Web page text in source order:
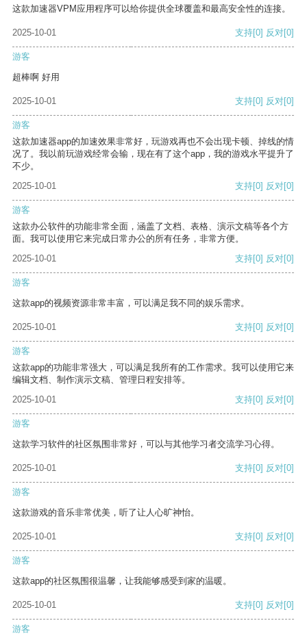
这款加速器VPM应用程序可以给你提供全球覆盖和最高安全性的连接。
2025-10-01 支持[0] 反对[0]
游客
超棒啊 好用
2025-10-01 支持[0] 反对[0]
游客
这款加速器app的加速效果非常好，玩游戏再也不会出现卡顿、掉线的情
况了。我以前玩游戏经常会输，现在有了这个app，我的游戏水平提升了
不少。
2025-10-01
支持[0] 反对[0]
游客
这款办公软件的功能非常全面，涵盖了文档、表格、演示文稿等各个方
面。我可以使用它来完成日常办公的所有任务，非常方便。
2025-10-01
支持[0] 反对[0]
游客
这款app的视频资源非常丰富，可以满足我不同的娱乐需求。
2025-10-01 支持[0] 反对[0]
游客
这款app的功能非常强大，可以满足我所有的工作需求。我可以使用它来
编辑文档、制作演示文稿、管理日程安排等。
2025-10-01
支持[0] 反对[0]
游客
这款学习软件的社区氛围非常好，可以与其他学习者交流学习心得。
2025-10-01 支持[0] 反对[0]
游客
这款游戏的音乐非常优美，听了让人心旷神怡。
2025-10-01 支持[0] 反对[0]
游客
这款app的社区氛围很温馨，让我能够感受到家的温暖。
2025-10-01 支持[0] 反对[0]
游客